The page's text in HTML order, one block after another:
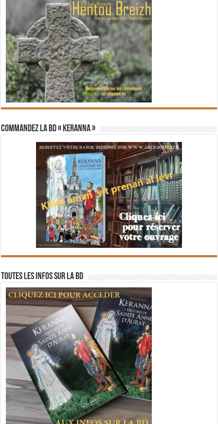
Commandez la BD « Keranna »
Toutes les infos sur la BD